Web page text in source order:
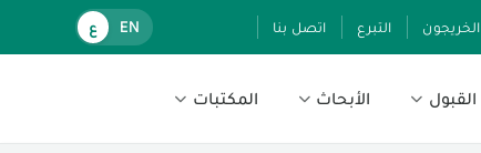
الخريجون التبرع اتصل بنا EN ع
القبول الأبحاث المكتبات